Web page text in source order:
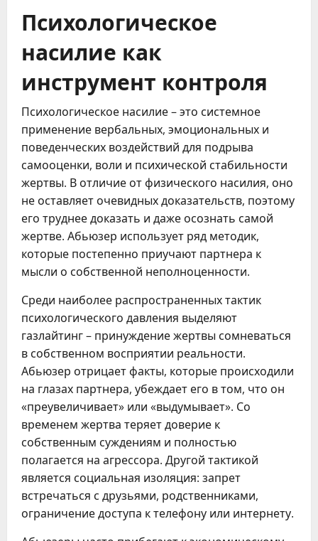
Психологическое
насилие как
инструмент контроля
Психологическое насилие – это системное
применение вербальных, эмоциональных и
поведенческих воздействий для подрыва
самооценки, воли и психической стабильности
жертвы. В отличие от физического насилия, оно
не оставляет очевидных доказательств, поэтому
его труднее доказать и даже осознать самой
жертве. Абьюзер использует ряд методик,
которые постепенно приучают партнера к
мысли о собственной неполноценности.
Среди наиболее распространенных тактик
психологического давления выделяют
газлайтинг – принуждение жертвы сомневаться
в собственном восприятии реальности.
Абьюзер отрицает факты, которые происходили
на глазах партнера, убеждает его в том, что он
«преувеличивает» или «выдумывает». Со
временем жертва теряет доверие к
собственным суждениям и полностью
полагается на агрессора. Другой тактикой
является социальная изоляция: запрет
встречаться с друзьями, родственниками,
ограничение доступа к телефону или интернету.